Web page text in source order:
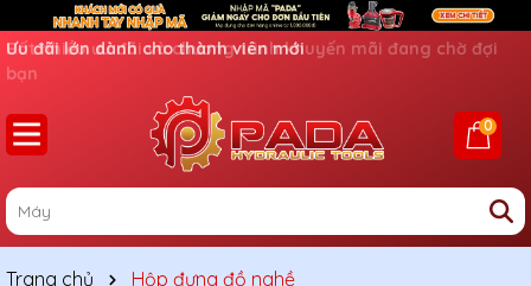
Ưu đãi lớn dành cho thành viên mới
0
Trang chủ Hộp đựng đồ nghề